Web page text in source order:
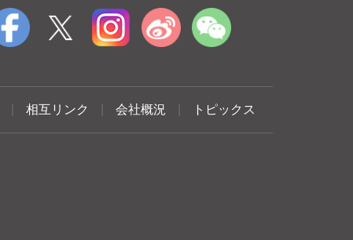
相互リンク 会社概況 トピックス